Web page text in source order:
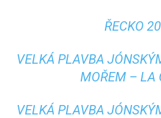
ŘECKO
VELKÁ PLAVBA
MOŘEM – LA
VELKÁ PLAVBA